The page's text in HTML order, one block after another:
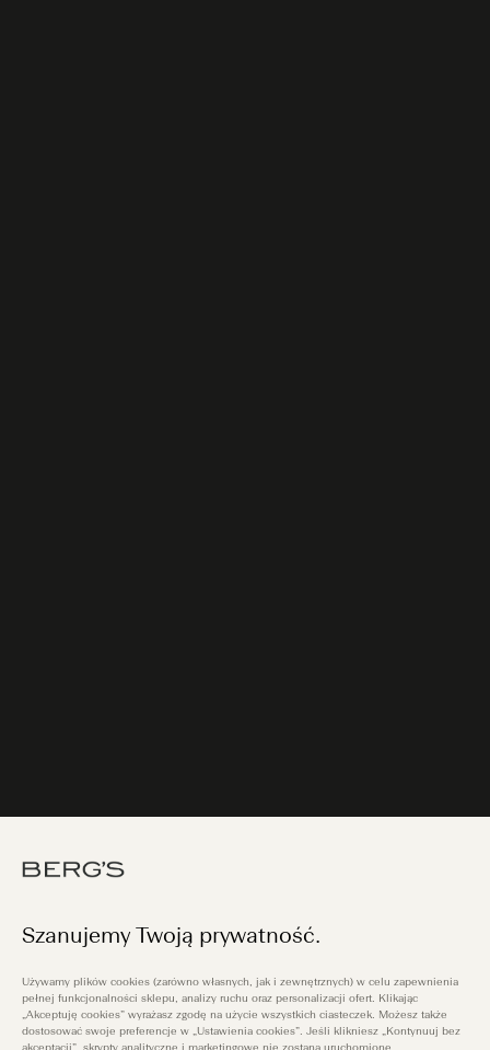
Szanujemy Twoją prywatność.
Używamy plików cookies (zarówno własnych, jak i zewnętrznych) w celu zapewnienia
pełnej funkcjonalności sklepu, analizy ruchu oraz personalizacji ofert. Klikając
„Akceptuję cookies” wyrażasz zgodę na użycie wszystkich ciasteczek. Możesz także
dostosować swoje preferencje w „Ustawienia cookies”. Jeśli klikniesz „Kontynuuj bez